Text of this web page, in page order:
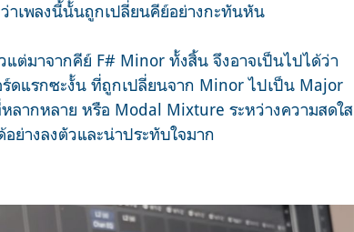
เพลงนี้นั้นถูกเปลี่ยนคีย์อย่างกะทันหัน
ต่มาจากคีย์ F# Minor ทั้งสิ้น จึงอาจเป็นไปได้ว่า
ดแรกซะงั้น ที่ถูกเปลี่ยนจาก Minor ไปเป็น Major
ากหลาย หรือ Modal Mixture ระหว่างความสดใส
ย่างลงตัวและน่าประทับใจมาก